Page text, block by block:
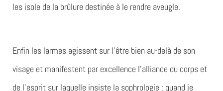
les isole de la brûlure destinée à le rendre aveugle.
Enfin les larmes agissent sur l’être bien au-delà de son
visage et manifestent par excellence l’alliance du corps et
de l’esprit sur laquelle insiste la sophrologie : quand je